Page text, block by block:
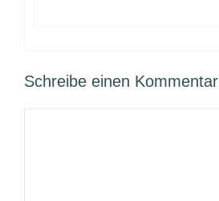
Schreibe einen Kommentar